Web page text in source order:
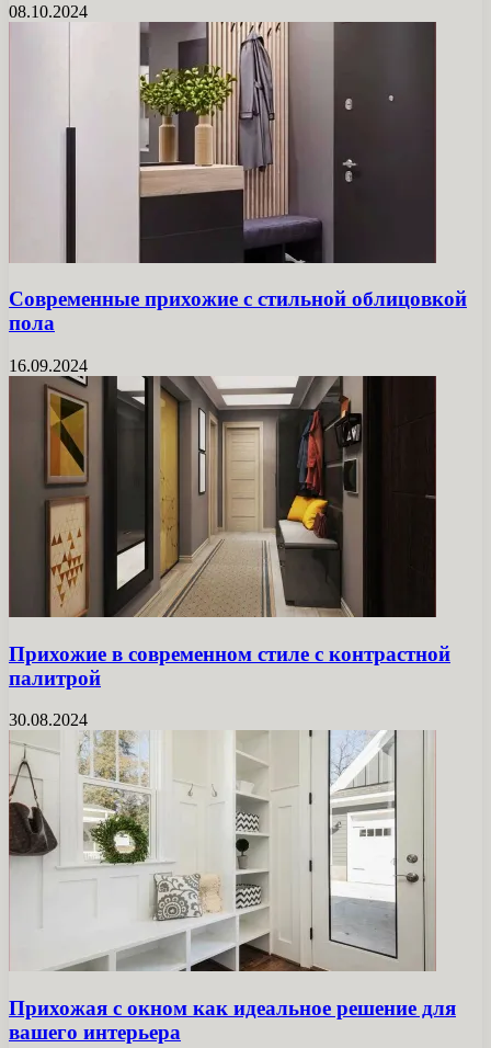
08.10.2024
Современные прихожие с стильной облицовкой
пола
16.09.2024
Прихожие в современном стиле с контрастной
палитрой
30.08.2024
Прихожая с окном как идеальное решение для
вашего интерьера